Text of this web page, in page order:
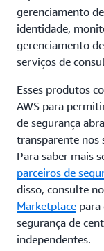
gerenciamento
identidade,
gerenciamento
serviços de
Esses produtos
AWS para
de segurança
transparente nos
Para saber mais
parceiros de
disso, consulte
Marketplace
segurança de
independentes.